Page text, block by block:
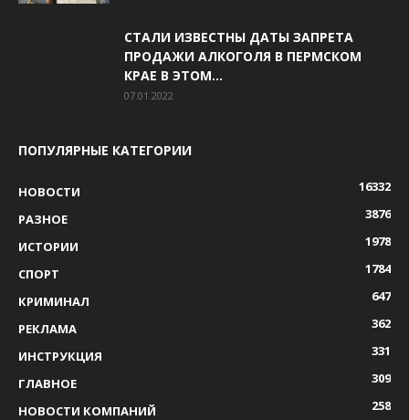
СТАЛИ ИЗВЕСТНЫ ДАТЫ ЗАПРЕТА
ПРОДАЖИ АЛКОГОЛЯ В ПЕРМСКОМ
КРАЕ В ЭТОМ...
07.01.2022
ПОПУЛЯРНЫЕ КАТЕГОРИИ
НОВОСТИ
16332
РАЗНОЕ
3876
ИСТОРИИ
1978
СПОРТ
1784
КРИМИНАЛ
647
РЕКЛАМА
362
ИНСТРУКЦИЯ
331
ГЛАВНОЕ
309
НОВОСТИ КОМПАНИЙ
258